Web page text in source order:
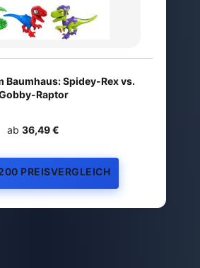
Baumhaus: Spidey-Rex vs.
Raptor
ab 36,49 €
PREISVERGLEICH